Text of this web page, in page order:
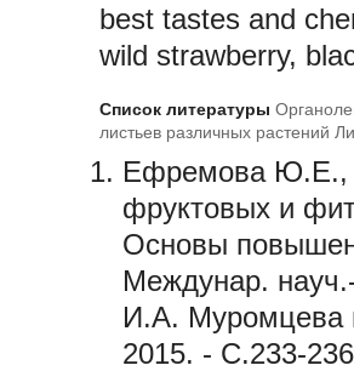
best tastes and
wild strawberry,
Список литературы
листьев различных растений
Ефремова Ю.Е.,
фруктовых и
Основы
Междунар.
И.А. Муромцева
2015. - С.233-